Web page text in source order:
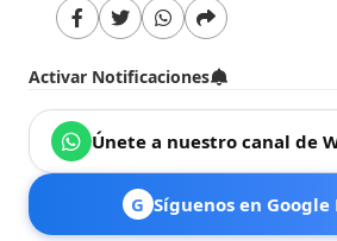
Activar Notificaciones
Únete a nuestro canal de
G Síguenos en Google